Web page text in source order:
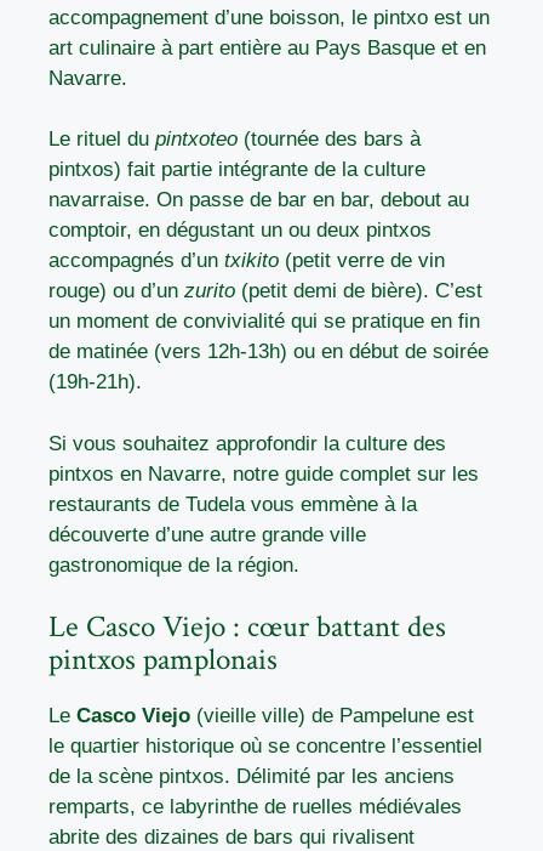
accompagnement d’une boisson, le pintxo est un
art culinaire à part entière au Pays Basque et en
Navarre.
Le rituel du pintxoteo (tournée des bars à
pintxos) fait partie intégrante de la culture
navarraise. On passe de bar en bar, debout au
comptoir, en dégustant un ou deux pintxos
accompagnés d’un txikito (petit verre de vin
rouge) ou d’un zurito (petit demi de bière). C’est
un moment de convivialité qui se pratique en fin
de matinée (vers 12h-13h) ou en début de soirée
(19h-21h).
Si vous souhaitez approfondir la culture des
pintxos en Navarre, notre guide complet sur les
restaurants de Tudela vous emmène à la
découverte d’une autre grande ville
gastronomique de la région.
Le Casco Viejo : cœur battant des
pintxos pamplonais
Le Casco Viejo (vieille ville) de Pampelune est
le quartier historique où se concentre l’essentiel
de la scène pintxos. Délimité par les anciens
remparts, ce labyrinthe de ruelles médiévales
abrite des dizaines de bars qui rivalisent